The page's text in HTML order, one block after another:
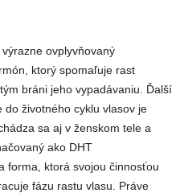
ovplyvňovaný
ktorý spomaľuje rast
bráni jeho vypadávaniu. Ďalší
životného cyklu vlasov je
sa aj v ženskom tele a
ako DHT
forma, ktorá svojou činnosťou
fázu rastu vlasu. Práve